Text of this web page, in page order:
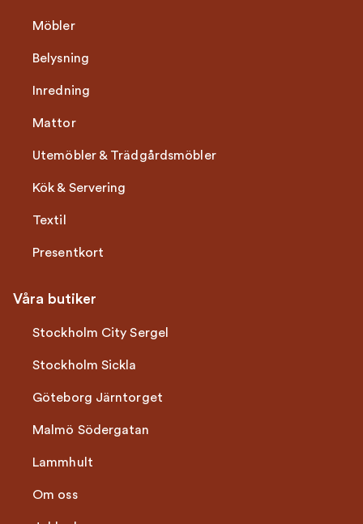
Möbler
Belysning
Inredning
Mattor
Utemöbler & Trädgårdsmöbler
Kök & Servering
Textil
Presentkort
Våra butiker
Stockholm City Sergel
Stockholm Sickla
Göteborg Järntorget
Malmö Södergatan
Lammhult
Om oss